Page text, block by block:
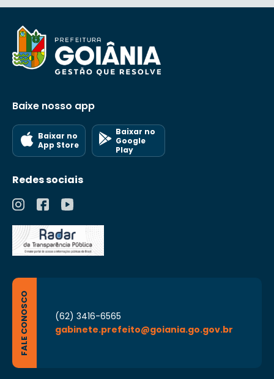
Baixe nosso app
Baixar no
App Store
Baixar no
Google
Play
Redes sociais
FALE CONOSCO
(62) 3416-6565
gabinete.prefeito@goiania.go.gov.br